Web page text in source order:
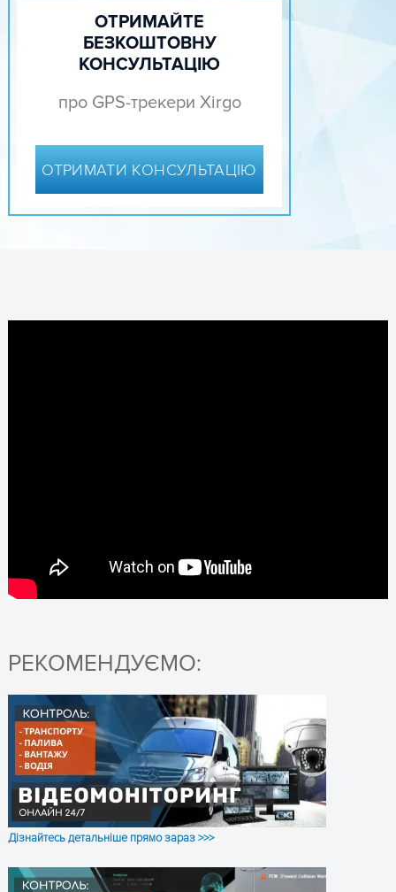
ОТРИМАЙТЕ
БЕЗКОШТОВНУ
КОНСУЛЬТАЦІЮ
про GPS-трекери Xirgo
ОТРИМАТИ КОНСУЛЬТАЦІЮ
РЕКОМЕНДУЄМО:
Дізнайтесь детальніше прямо зараз >>>